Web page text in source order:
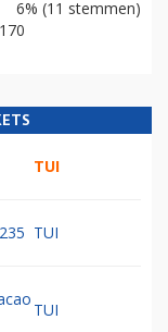
6% (11 stemmen)
TUI
TUI
TUI